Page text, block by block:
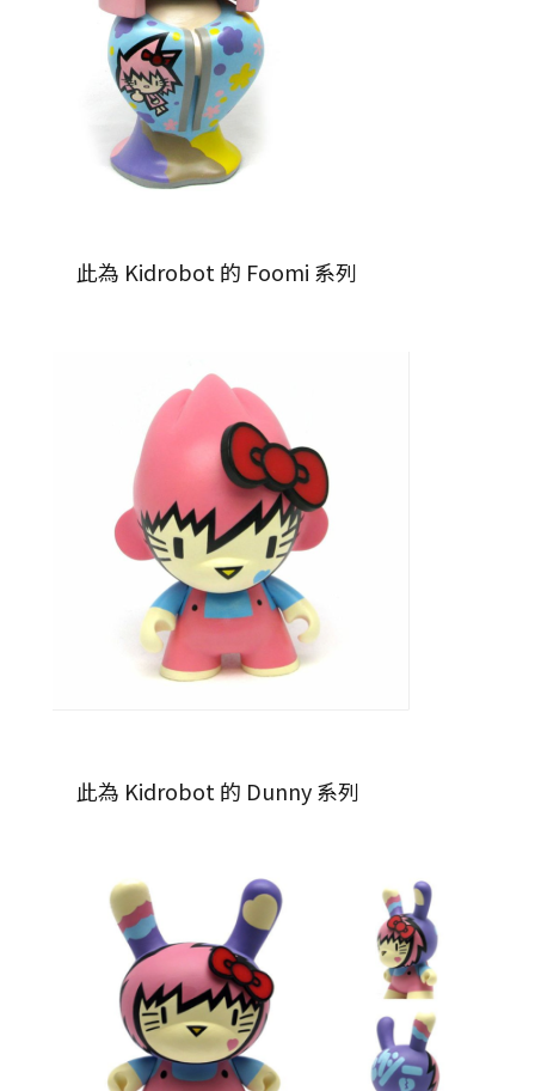
此為 Kidrobot 的 Foomi 系列
此為 Kidrobot 的 Dunny 系列